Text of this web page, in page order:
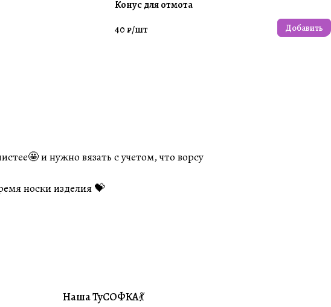
Конус для отмота
40 ₽/шт Добавить
и нужно вязать с учетом, что ворсу
носки изделия 💝
#Совместники
Наша ТуСОФКА💃